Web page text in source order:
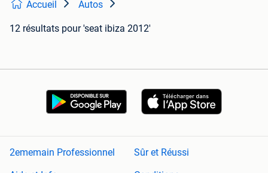
Accueil Autos
12 résultats pour 'seat ibiza 2012'
2ememain Professionnel
Sûr et Réussi